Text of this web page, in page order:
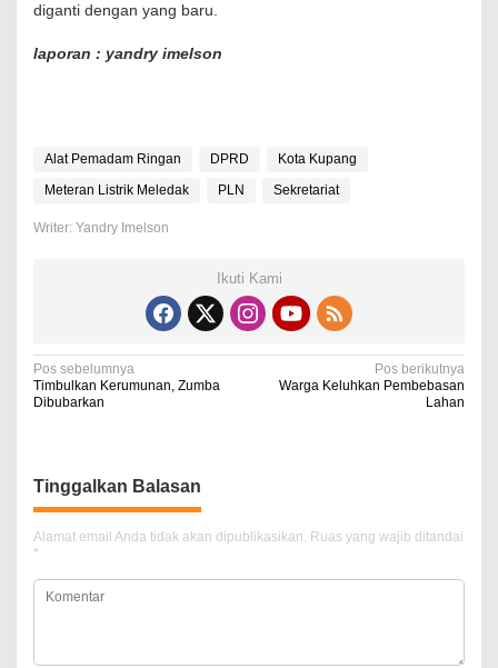
diganti dengan yang baru.
laporan : yandry imelson
Alat Pemadam Ringan DPRD
Kota Kupang
Meteran Listrik Meledak
PLN Sekretariat
Writer: Yandry Imelson
Ikuti Kami
N
a
i
g
a
s
o
Pos sebelumnya
Timbulkan Kerumunan, Zumba
Dibubarkan
Pos berikutnya
Warga Keluhkan Pembebasan
Lahan
Tinggalkan Balasan
Alamat email Anda tidak akan dipublikasikan. Ruas yang wajib ditandai
*